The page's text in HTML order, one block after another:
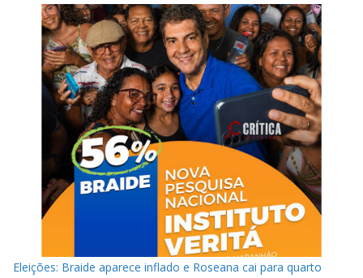
Eleições: Braide aparece inflado e Roseana cai para quarto